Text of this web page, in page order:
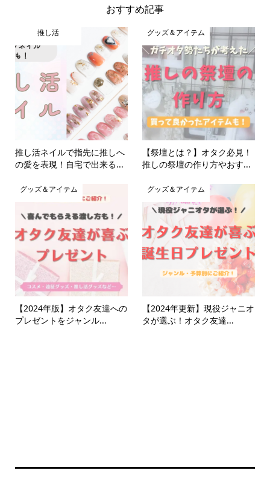
おすすめ記事
推し活
推し活ネイルで指先に推しへ
の愛を表現！自宅で出来る...
グッズ＆アイテム
【祭壇とは？】オタク必見！
推しの祭壇の作り方やおす...
グッズ＆アイテム
【2024年版】オタク友達への
プレゼントをジャンル...
グッズ＆アイテム
【2024年更新】現役ジャニオ
タが選ぶ！オタク友達...